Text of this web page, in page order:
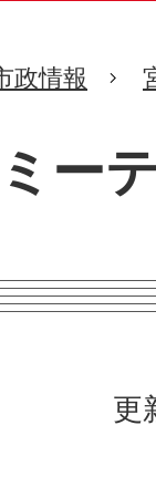
政情報
ー
更